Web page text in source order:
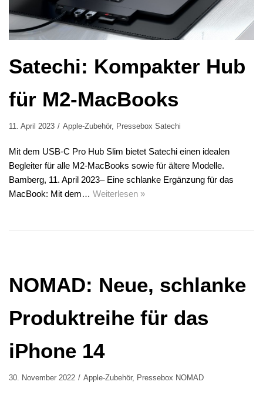
Satechi: Kompakter Hub
für M2-MacBooks
11. April 2023 Apple-Zubehör, Pressebox Satechi
Mit dem USB-C Pro Hub Slim bietet Satechi einen idealen
Begleiter für alle M2-MacBooks sowie für ältere Modelle.
Bamberg, 11. April 2023– Eine schlanke Ergänzung für das
MacBook: Mit dem… Weiterlesen »
NOMAD: Neue, schlanke
Produktreihe für das
iPhone 14
30. November 2022 Apple-Zubehör, Pressebox NOMAD